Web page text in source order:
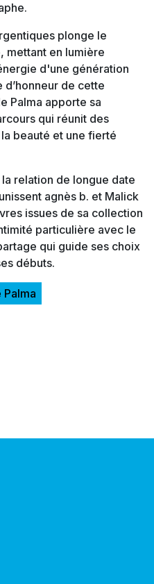
plonge le
mettant en lumière
d'une génération
de cette
Palma apporte sa
qui réunit des
beauté et une fierté
relation de longue date
agnès b. et Malick
issues de sa collection
particulière avec le
qui guide ses choix
débuts.
Palma